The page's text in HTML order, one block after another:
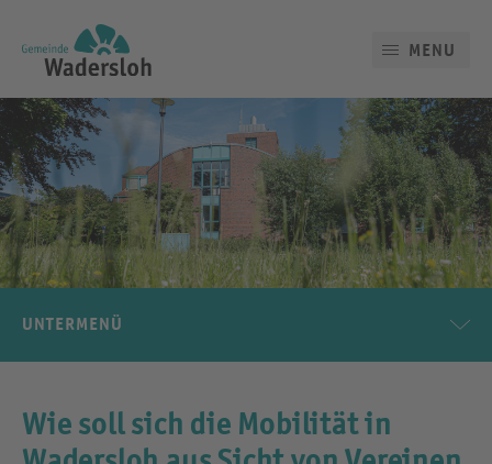
MENU
UNTERMENÜ
Wie soll sich die Mobilität in